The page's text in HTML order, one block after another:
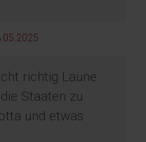
richtig Laune
Staaten zu
und etwas